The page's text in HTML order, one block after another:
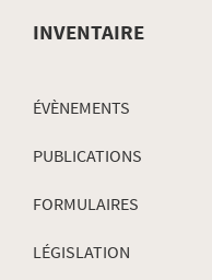
INVENTAIRE
ÉVÈNEMENTS
PUBLICATIONS
FORMULAIRES
LÉGISLATION